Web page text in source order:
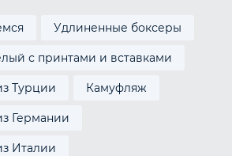
Удлиненные боксеры
с принтами и вставками
Турции Камуфляж
Германии
Италии